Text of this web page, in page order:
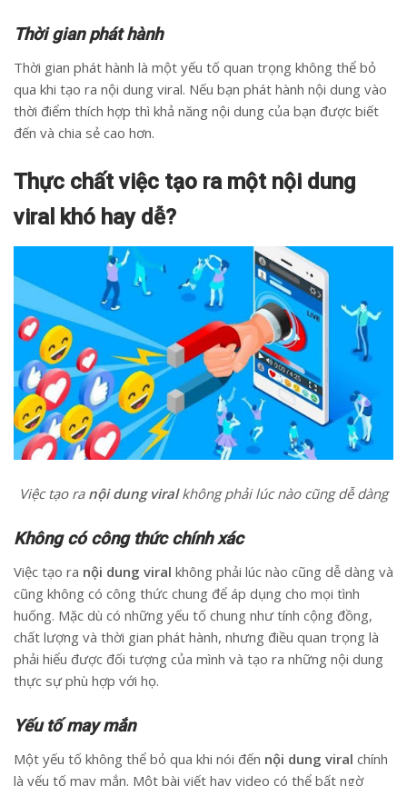
Thời gian phát hành
Thời gian phát hành là một yếu tố quan trọng không thể bỏ
qua khi tạo ra nội dung viral. Nếu bạn phát hành nội dung vào
thời điểm thích hợp thì khả năng nội dung của bạn được biết
đến và chia sẻ cao hơn.
Thực chất việc tạo ra một nội dung
viral khó hay dễ?
Việc tạo ra nội dung viralkhông phải lúc nào cũng dễ dàng
Không có công thức chính xác
Việc tạo ra nội dung viral không phải lúc nào cũng dễ dàng và
cũng không có công thức chung để áp dụng cho mọi tình
huống. Mặc dù có những yếu tố chung như tính cộng đồng,
chất lượng và thời gian phát hành, nhưng điều quan trọng là
phải hiểu được đối tượng của mình và tạo ra những nội dung
thực sự phù hợp với họ.
Yếu tố may mắn
Một yếu tố không thể bỏ qua khi nói đến nội dung viral chính
là yếu tố may mắn. Một bài viết hay video có thể bất ngờ